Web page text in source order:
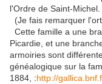
l'Ordre de Saint-Michel.
(Je fais remarquer
Cette famille a une
Picardie, et une
armoiries sont
généalogique sur la
1884, :http://